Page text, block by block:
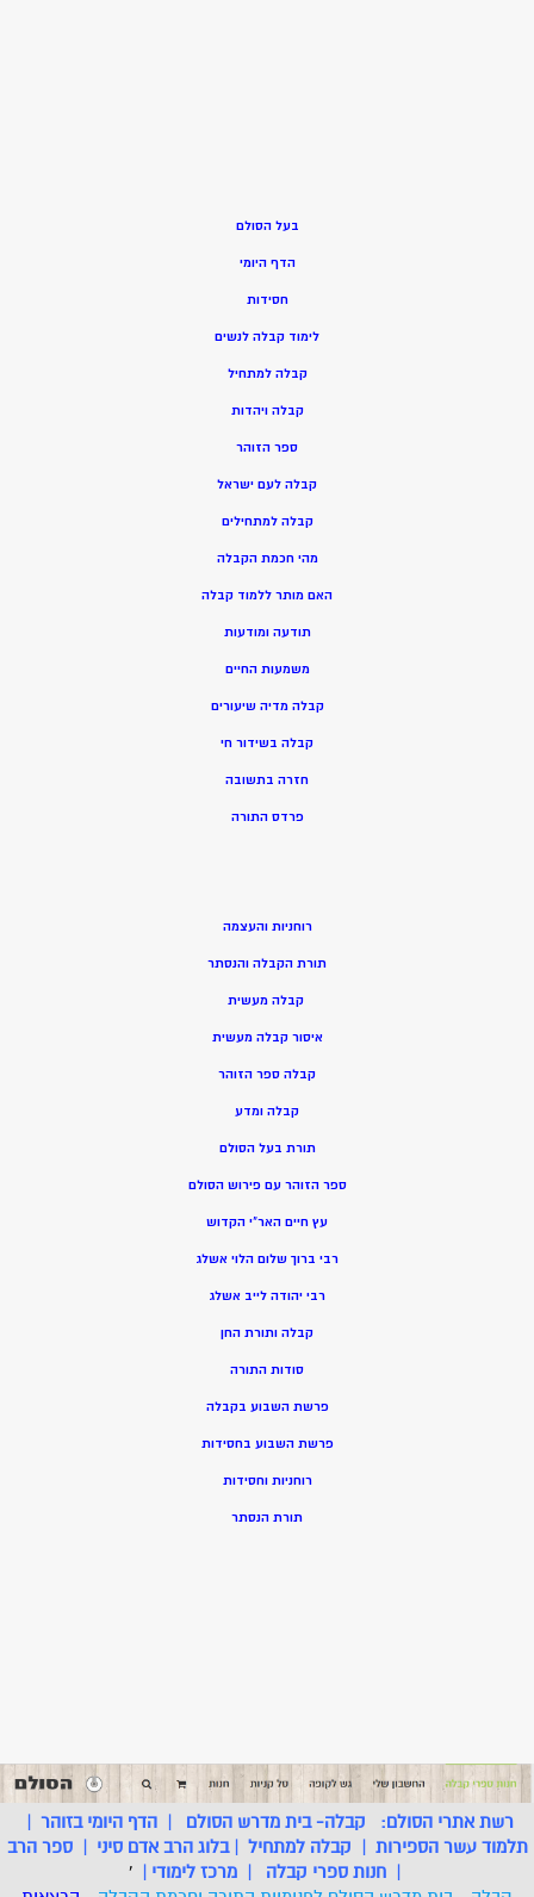
בעל הסולם
הדף היומי
חסידות
לימוד קבלה לנשים
קבלה למתחיל
קבלה ויהדות
ספר הזוהר
קבלה לעם ישראל
קבלה למתחילים
מהי חכמת הקבלה
האם מותר ללמוד קבלה
תודעה ומודעות
משמעות החיים
קבלה מדיה שיעורים
קבלה בשידור חי
חזרה בתשובה
פרדס התורה
רוחניות והעצמה
תורת הקבלה והנסתר
קבלה מעשית
איסור קבלה מעשית
קבלה ספר הזוהר
קבלה ומדע
תורת בעל הסולם
ספר הזוהר עם פירוש הסולם
עץ חיים האר”י הקדוש
רבי ברוך שלום הלוי אשלג
רבי יהודה לייב אשלג
קבלה ותורת החן
סודות התורה
פרשת השבוע בקבלה
פרשת השבוע בחסידות
רוחניות וחסידות
תורת הנסתר
רשת אתרי הסולם: קבלה- בית מדרש הסולם |הדף היומי בזוהר |
תלמוד עשר הספירות | קבלה למתחיל |בלוג הרב אדם סיני |ספר הרב
| חנות ספרי קבלה | מרכז לימודי |
'